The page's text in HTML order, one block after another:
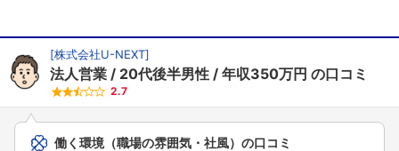
[株式会社U-NEXT]
法人営業 20代後半男性 年収350万円 の口コミ
2.7
働く環境（職場の雰囲気・社風）の口コミ